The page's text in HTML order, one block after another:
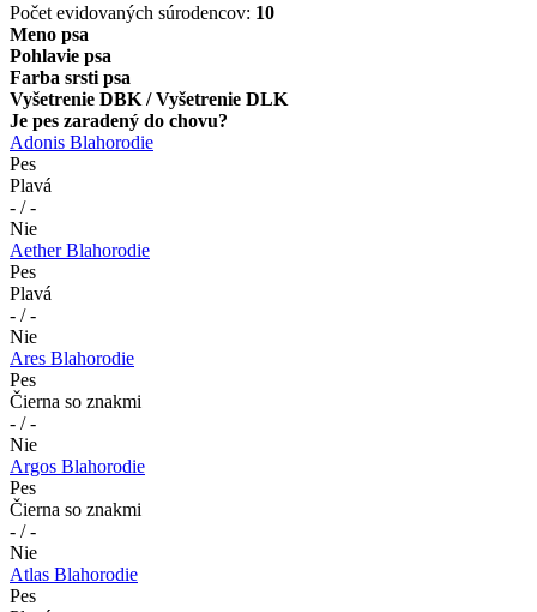
Počet evidovaných súrodencov: 10
Meno psa
Pohlavie psa
Farba srsti psa
Vyšetrenie DBK / Vyšetrenie DLK
Je pes zaradený do chovu?
Adonis Blahorodie
Pes
Plavá
- / -
Nie
Aether Blahorodie
Pes
Plavá
- / -
Nie
Ares Blahorodie
Pes
Čierna so znakmi
- / -
Nie
Argos Blahorodie
Pes
Čierna so znakmi
- / -
Nie
Atlas Blahorodie
Pes